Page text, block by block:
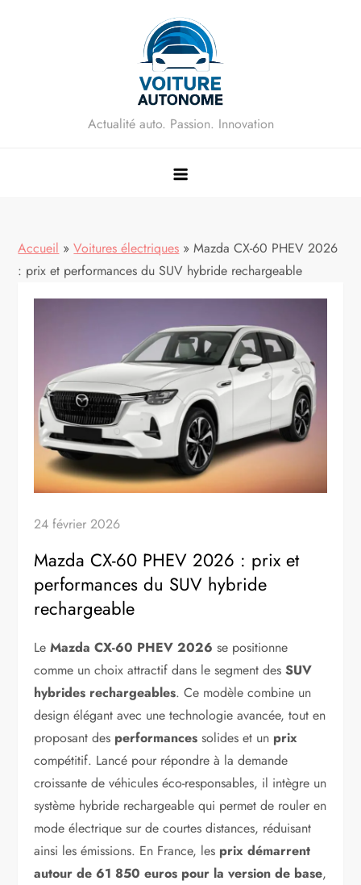
Actualité auto. Passion. Innovation
Accueil » Voitures électriques » Mazda CX-60 PHEV 2026
: prix et performances du SUV hybride rechargeable
24 février 2026
Mazda CX-60 PHEV 2026 : prix et
performances du SUV hybride
rechargeable
LeMazda CX-60 PHEV 2026 se positionne
comme un choix attractif dans le segment desSUV
hybrides rechargeables. Ce modèle combine un
design élégant avec une technologie avancée, tout en
proposant des performances solides et un prix
compétitif. Lancé pour répondre à la demande
croissante de véhicules éco-responsables, il intègre un
système hybride rechargeable qui permet de rouler en
mode électrique sur de courtes distances, réduisant
ainsi les émissions. En France, les prix démarrent
autour de 61 850 euros pour la version de base,